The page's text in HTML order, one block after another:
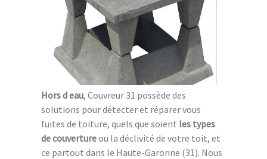
Hors d eau, Couvreur 31 possède des
solutions pour détecter et réparer vous
fuites de toiture, quels que soient les types
de couvertureou la déclivité de votre toit, et
ce partout dans le Haute-Garonne (31). Nous